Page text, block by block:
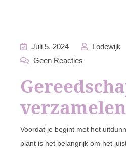
Juli 5, 2024
Lodewijk
Geen Reacties
verzamelen
Voordat je begint met het
plant is het belangrijk om het